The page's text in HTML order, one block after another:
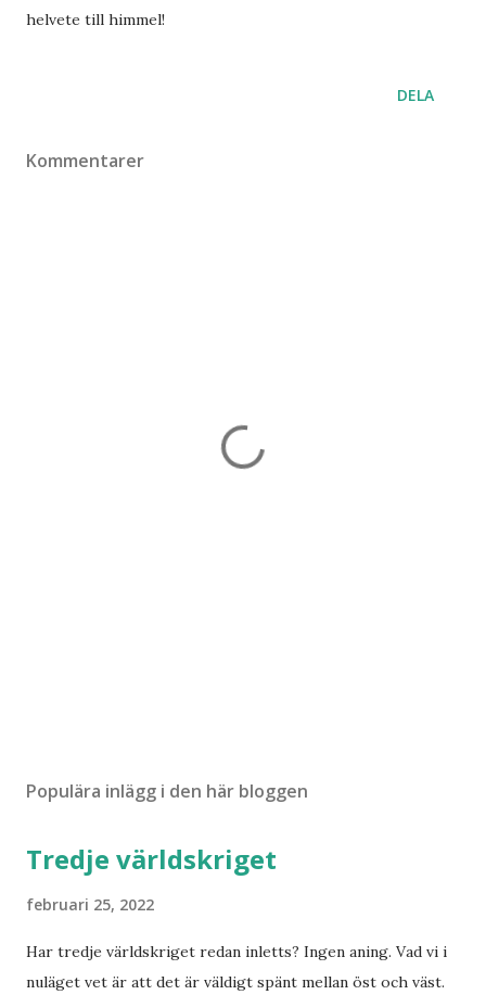
helvete till himmel!
DELA
Kommentarer
Populära inlägg i den här bloggen
Tredje världskriget
februari 25, 2022
Har tredje världskriget redan inletts? Ingen aning. Vad vi i
nuläget vet är att det är väldigt spänt mellan öst och väst.